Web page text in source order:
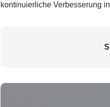
kontinuierliche Verbesserung